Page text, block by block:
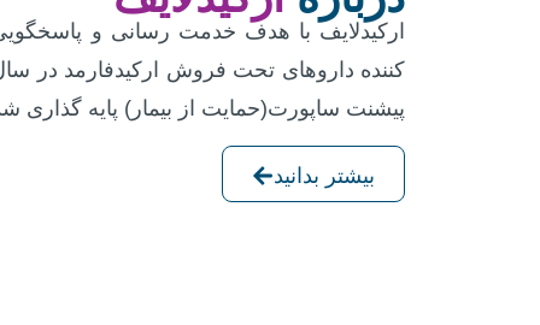
ارکیدلایف با هدف خدمت رسانی و
پیشنت ساپورت(حمایت از بیمار) پایه گذاری
بیشتر بدانید